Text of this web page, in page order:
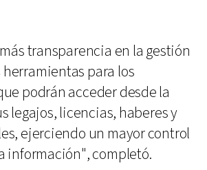
transparencia en la gestión
para los
podrán acceder desde la
legajos, licencias, haberes y
ejerciendo un mayor control
información", completó.